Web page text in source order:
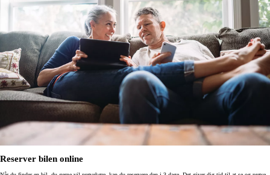
Reserver bilen online